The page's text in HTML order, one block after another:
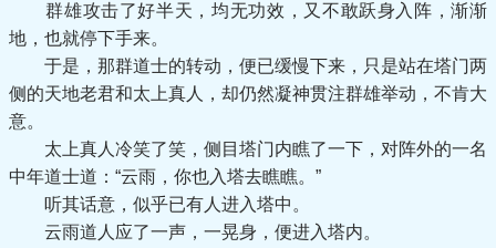
群雄攻击了好半天，均无功效，又不敢跃身入阵，渐渐
地，也就停下手来。
于是，那群道士的转动，便已缓慢下来，只是站在塔门两
侧的天地老君和太上真人，却仍然凝神贯注群雄举动，不肯大
意。
太上真人冷笑了笑，侧目塔门内瞧了一下，对阵外的一名
中年道士道：“云雨，你也入塔去瞧瞧。”
听其话意，似乎已有人进入塔中。
云雨道人应了一声，一晃身，便进入塔内。